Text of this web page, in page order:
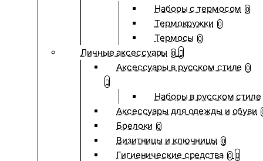
Наборы с термосом 0
Термокружки 0
Термосы 0
Личные аксессуары 0
Аксессуары в русском стиле 0
Наборы в русском стиле
Аксессуары для одежды и обуви
Брелоки 0
Визитницы и ключницы 0
Гигиенические средства 0